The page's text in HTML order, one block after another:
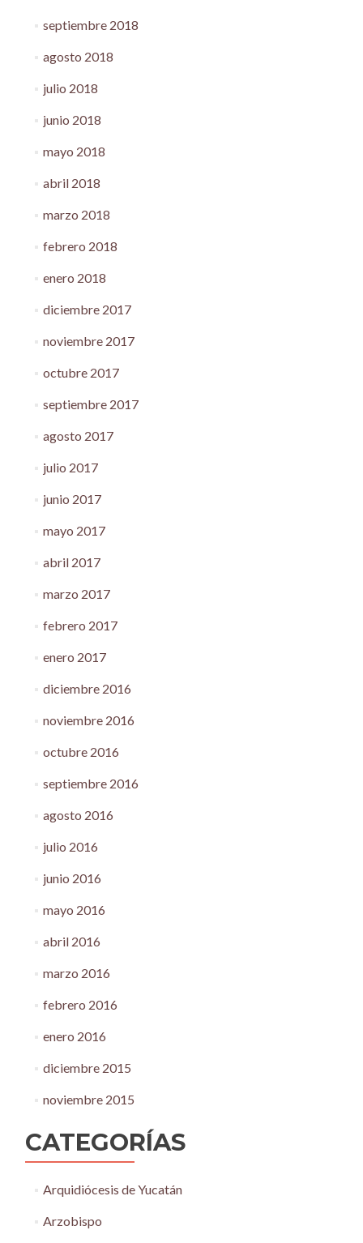
septiembre 2018
agosto 2018
julio 2018
junio 2018
mayo 2018
abril 2018
marzo 2018
febrero 2018
enero 2018
diciembre 2017
noviembre 2017
octubre 2017
septiembre 2017
agosto 2017
julio 2017
junio 2017
mayo 2017
abril 2017
marzo 2017
febrero 2017
enero 2017
diciembre 2016
noviembre 2016
octubre 2016
septiembre 2016
agosto 2016
julio 2016
junio 2016
mayo 2016
abril 2016
marzo 2016
febrero 2016
enero 2016
diciembre 2015
noviembre 2015
CATEGORÍAS
Arquidiócesis de Yucatán
Arzobispo